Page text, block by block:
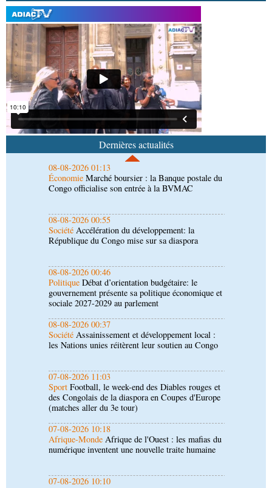
Dernières actualités
08-08-2026 01:25
EnvironnementForêts : des techniciens formés à
l'utilisation d'un logiciel d'évaluation des
émissions
08-08-2026 01:18
Afrique-MondeCongo-Mali : les deux pays
envisagent le renforcement de leur coopération
agricole
Marché boursier : la Banque postale du
Congo officialise son entrée à la BVMAC
08-08-2026 00:55
SociétéAccélération du développement: la
République du Congo mise sur sa diaspora
08-08-2026 00:46
PolitiqueDébat d’orientation budgétaire: le
gouvernement présente sa politique économique et
08-08-2026 00:37
SociétéAssainissement et développement local :
les Nations unies réitèrent leur soutien au Congo
07-08-2026 11:03
SportFootball, le week-end des Diables rouges et
des Congolais de la diaspora en Coupes d'Europe
07-08-2026 10:18
Afrique-MondeAfrique de l'Ouest : les mafias du
numérique inventent une nouvelle traite humaine
07-08-2026 10:10
SportNzango: Sylvie Malonga élue présidente du
bureau exécutif d’Afis sport Pointe-Noire
06-08-2026 16:30